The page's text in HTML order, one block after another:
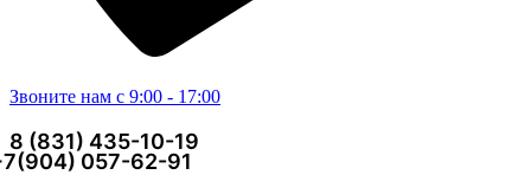
Звоните нам с 9:00 - 17:00
8 (831) 435-10-19
057-62-91